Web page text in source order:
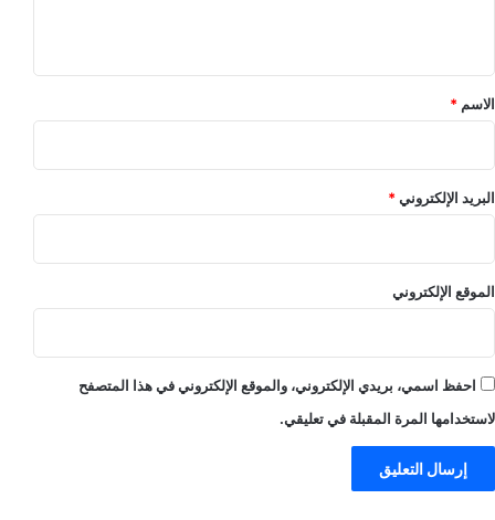
*
الاسم *
البريد الإلكتروني*
الموقع الإلكتروني
احفظ اسمي، بريدي الإلكتروني، والموقع الإلكتروني في هذا المتصفح
لاستخدامها المرة المقبلة في تعليقي.